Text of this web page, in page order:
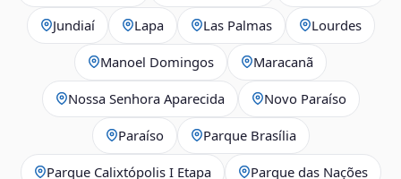
Jundiaí Lapa Las Palmas Lourdes
Manoel Domingos Maracanã
Nossa Senhora Aparecida Novo Paraíso
Paraíso Parque Brasília
Parque Calixtópolis I Etapa Parque das Nações